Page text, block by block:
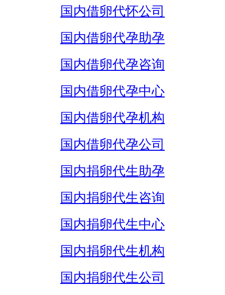
国内借卵代怀公司
国内借卵代孕助孕
国内借卵代孕咨询
国内借卵代孕中心
国内借卵代孕机构
国内借卵代孕公司
国内捐卵代生助孕
国内捐卵代生咨询
国内捐卵代生中心
国内捐卵代生机构
国内捐卵代生公司